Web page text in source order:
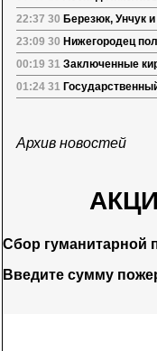
22:37 30 Березюк, Унчук
23:09 30 Нижегородец
00:19 31 Заключенные
01:24 31
Архив новостей
Сбор гуманитарной
Введите сумму